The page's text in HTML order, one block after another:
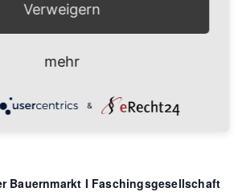
Zwiebelkirchweih
-27 September
Schnellschachamateurmeisterschaften
Bauernmarkt I Faschingsgesellschaft
Verweigern
mehr
&